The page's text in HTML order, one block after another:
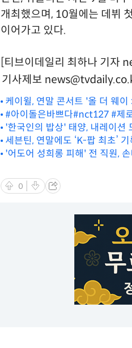
개최했으며, 10월에는 데뷔
이어가고 있다.
[티브이데일리 최하나 기자
기사제보
케이윌, 연말 콘서트 '올 더 웨
#아이돌은바쁘다#nct127 #제
'한국인의 밥상' 태양, 내레이션
세븐틴, 연말에도 ‘K-팝 최초’
'어도어 성희롱 피해' 전 직원,
0